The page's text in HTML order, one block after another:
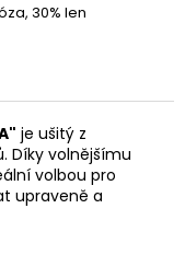
30% len
je ušitý z
Díky volnějšímu
volbou pro
upraveně a